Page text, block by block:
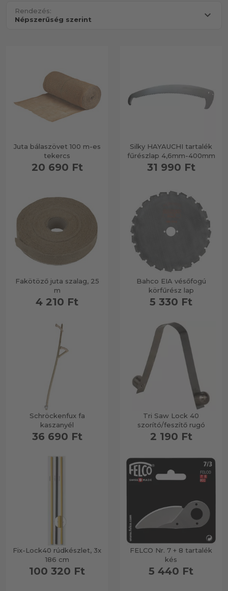
Fűkaszás kiegészítők
Akku töltő és akkumulátor
Öntözés
Szerszámtároló-szállító
Karácsonyfa és csomagoló
Kerti dekoráció, kaspók
Rendezés:
Juta bálaszövet 100 m-es
tekercs
20 690 Ft
Silky HAYAUCHI tartalék
fűrészlap 4,6mm-400mm
31 990 Ft
Fakötöző juta szalag, 25
m
4 210 Ft
Bahco EIA vésőfogú
körfűrész lap
5 330 Ft
Schröckenfux fa
kaszanyél
36 690 Ft
Tri Saw Lock 40
szorító/feszítő rugó
2 190 Ft
Fix-Lock40 rúdkészlet, 3x
186 cm
100 320 Ft
FELCO Nr. 7 + 8 tartalék
kés
5 440 Ft